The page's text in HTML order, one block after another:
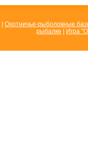
Охотничье-рыболовные
рыбалке
Игра